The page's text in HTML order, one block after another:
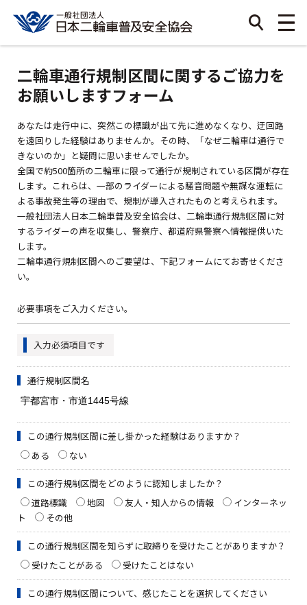
二輪車通行規制区間に関するご協力を
お願いしますフォーム
あなたは走行中に、突然この標識が出て先に進めなくなり、迂回路
を遠回りした経験はありませんか。その時、「なぜ二輪車は通行で
きないのか」と疑問に思いませんでしたか。
全国で約500箇所の二輪車に限って通行が規制されている区間が存在
します。これらは、一部のライダーによる騒音問題や無謀な運転に
よる事故発生等の理由で、規制が導入されたものと考えられます。
一般社団法人日本二輪車普及安全協会は、二輪車通行規制区間に対
するライダーの声を収集し、警察庁、都道府県警察へ情報提供いた
します。
二輪車通行規制区間へのご要望は、下記フォームにてお寄せくださ
い。
必要事項をご入力ください。
入力必須項目です
通行規制区間名
この通行規制区間に差し掛かった経験はありますか？
ある
ない
この通行規制区間をどのように認知しましたか？
道路標識
地図 友人・知人からの情報
インターネッ
ト
その他
この通行規制区間を知らずに取締りを受けたことがありますか？
受けたことがある
受けたことはない
この通行規制区間について、感じたことを選択してください